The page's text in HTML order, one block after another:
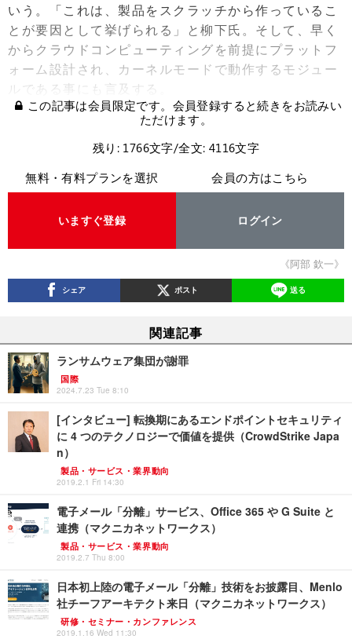
いう。「これは、製品をスクラッチから作っているこ
とが要因として挙げられる」と柳下氏。そして、早く
からクラウドコンピューティングを前提にプラットフ
ォーム設計され、カーネルモードで動作するモジュー
ルである事にも言及する。
この記事は会員限定です。会員登録すると続きをお読みい
ただけます。
残り: 1766文字/全文: 4116文字
無料・有料プランを選択
いますぐ登録
会員の方はこちら
ログイン
《阿部 欽一》
シェア ポスト 送る
関連記事
ランサムウェア集団が謝罪
国際
2024.7.23 Tue 8:10
[インタビュー] 転換期にあるエンドポイントセキュリティ
に 4 つのテクノロジーで価値を提供（CrowdStrike Japa
n）
製品・サービス・業界動向
2019.2.1 Fri 14:30
電子メール「分離」サービス、Office 365 や G Suite と
連携（マクニカネットワークス）
製品・サービス・業界動向
2019.2.7 Thu 8:00
日本初上陸の電子メール「分離」技術をお披露目、Menlo
社チーフアーキテクト来日（マクニカネットワークス）
研修・セミナー・カンファレンス
2019.1.16 Wed 11:30